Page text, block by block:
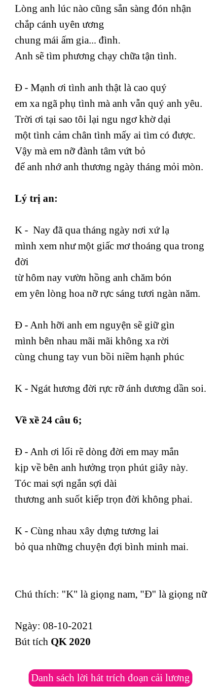
Lòng anh lúc nào cũng sẳn sàng đón nhận
chắp cánh uyên ương
chung mái ấm gia... đình.
Anh sẽ tìm phương chạy chữa tận tình.
Đ - Mạnh ơi tình anh thật là cao quý
em xa ngã phụ tình mà anh vẫn quý anh yêu.
Trời ơi tại sao tôi lại ngu ngơ khờ dại
một tình cảm chân tình mấy ai tìm có được.
Vậy mà em nỡ đành tâm vứt bỏ
để anh nhớ anh thương ngày tháng mỏi mòn.
Lý trị an:
K - Nay đã qua tháng ngày nơi xứ lạ
mình xem như một giấc mơ thoáng qua trong
đời
từ hôm nay vườn hồng anh chăm bón
em yên lòng hoa nỡ rực sáng tươi ngàn năm.
Đ - Anh hỡi anh em nguyện sẽ giữ gìn
mình bên nhau mãi mãi không xa rời
cùng chung tay vun bồi niềm hạnh phúc
K - Ngát hương đời rực rỡ ánh dương dần soi.
Về xề 24 câu 6;
Đ - Anh ơi lối rẽ dòng đời em may mắn
kịp về bên anh hưởng trọn phút giây này.
Tóc mai sợi ngắn sợi dài
thương anh suốt kiếp trọn đời không phai.
K - Cùng nhau xây dựng tương lai
bỏ qua những chuyện đợi bình minh mai.
Chú thích: "K" là giọng nam, "Đ" là giọng nữ
Ngày: 08-10-2021
Bút tích QK 2020
Danh sách lời hát trích đoạn cải lương